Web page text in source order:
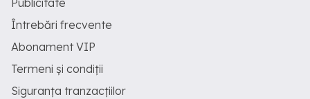
Publicitate
Întrebări frecvente
Abonament VIP
Termeni și condiții
Siguranța tranzacțiilor